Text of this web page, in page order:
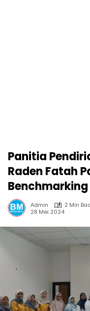
Panitia
Raden Fatah
Benchmarking
Admin
2 Min
28 Mei 2024